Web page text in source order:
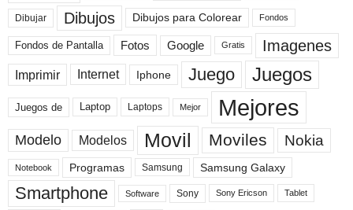
Dibujar Dibujos Dibujos para Colorear Fondos
Fondos de Pantalla Fotos Google Gratis Imagenes
Imprimir Internet Iphone Juego Juegos
Juegos de Laptop Laptops Mejor Mejores
Modelo Modelos Movil Moviles Nokia
Notebook Programas Samsung Samsung Galaxy
Smartphone Software Sony Sony Ericson Tablet